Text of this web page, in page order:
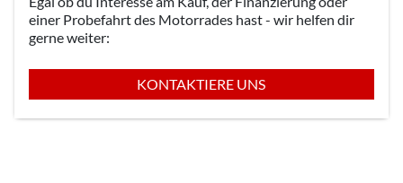
einer Probefahrt des Motorrades hast - wir helfen dir
gerne weiter:
KONTAKTIERE UNS